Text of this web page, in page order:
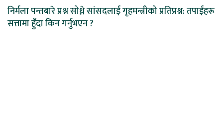
निर्मला पन्तबारे प्रश्न सोध्ने सांसदलाई गृहमन्त्रीको प्रतिप्रश्न: तपाईंहरू
सत्तामा हुँदा किन गर्नुभएन ?